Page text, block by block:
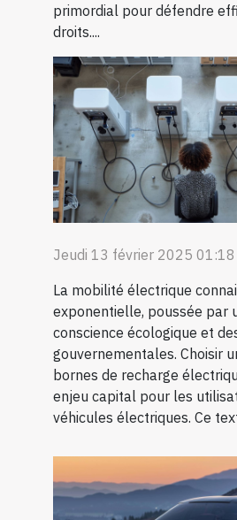
primordial pour défendre
droits....
Jeudi 13 février 2025 01:18
La mobilité électrique
exponentielle, poussée par
conscience écologique et
gouvernementales. Choisir
bornes de recharge
enjeu capital pour les
véhicules électriques. Ce